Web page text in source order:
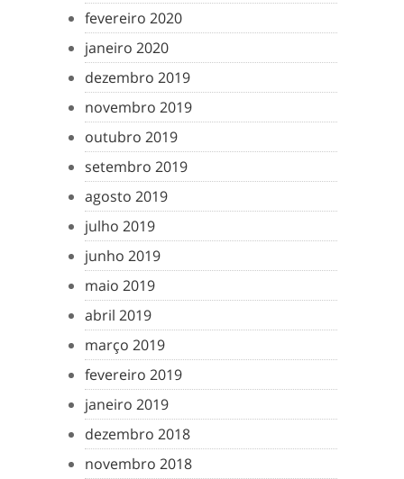
fevereiro 2020
janeiro 2020
dezembro 2019
novembro 2019
outubro 2019
setembro 2019
agosto 2019
julho 2019
junho 2019
maio 2019
abril 2019
março 2019
fevereiro 2019
janeiro 2019
dezembro 2018
novembro 2018